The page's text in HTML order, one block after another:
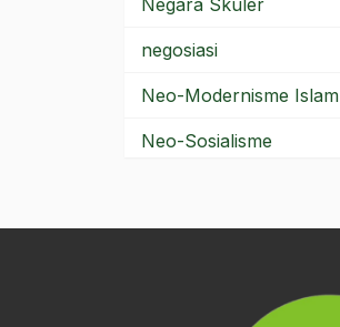
2017
2016
2015
2014
Negara Skuler
negosiasi
Neo-Modernisme Islam
Neo-Sosialisme
Niaga